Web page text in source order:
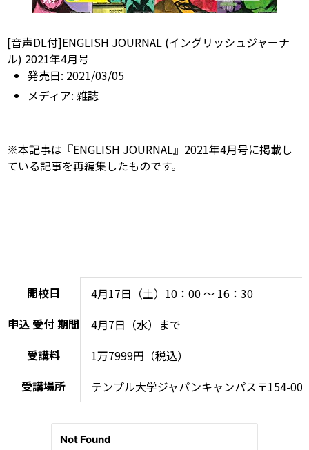
[音声DL付]ENGLISH JOURNAL (イングリッシュジャーナ
ル) 2021年4月号
発売日: 2021/03/05
メディア: 雑誌
※本記事は『ENGLISH JOURNAL』2021年4月号に掲載し
ている記事を再編集したものです。
開校日
4月17日（土）10：00 ～ 16：30
申込 受付期間
4月7日（水）まで
受講料
1万7999円（税込）
受講場所
テンプル大学ジャパンキャンパス〒154-